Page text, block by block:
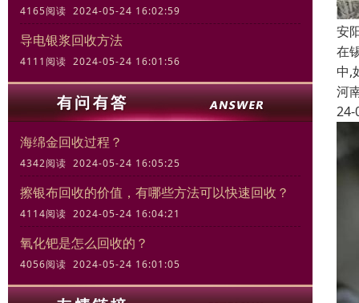
4165阅读 2024-05-24 16:02:59
导电银浆回收方法
4111阅读 2024-05-24 16:01:56
海绵金回收过程？
4342阅读 2024-05-24 16:05:25
擦银布回收的价值，有哪些方法可以快速回收？
4114阅读 2024-05-24 16:04:21
氧化钯是怎么回收的？
4056阅读 2024-05-24 16:01:05
安
在
中,
河
24-